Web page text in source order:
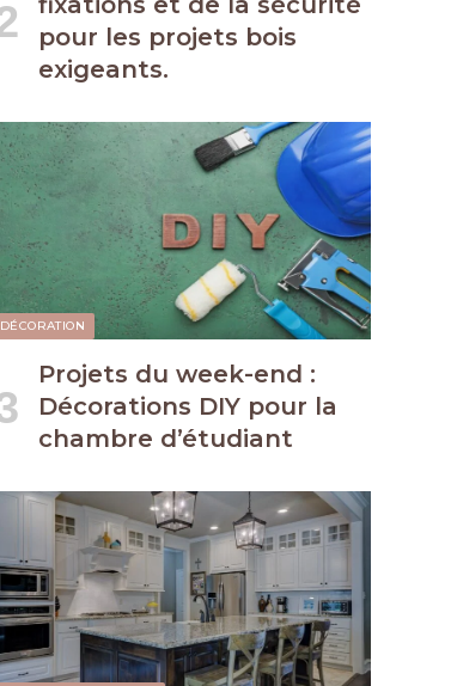
pour les projets bois
exigeants.
DÉCORATION
Projets du week-end :
Décorations DIY pour la
chambre d’étudiant